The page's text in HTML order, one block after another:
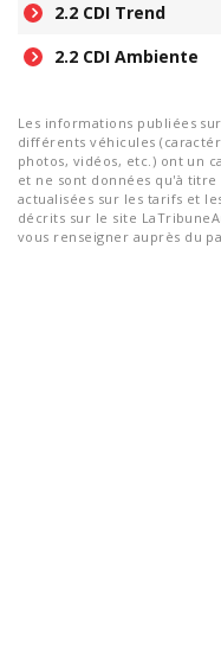
2.2 CDI Trend
2.2 CDI Ambiente
Les informations publiées
différents véhicules
photos, vidéos, etc.) ont un
et ne sont données qu'à
actualisées sur les tarifs et
décrits sur le site
vous renseigner auprès du